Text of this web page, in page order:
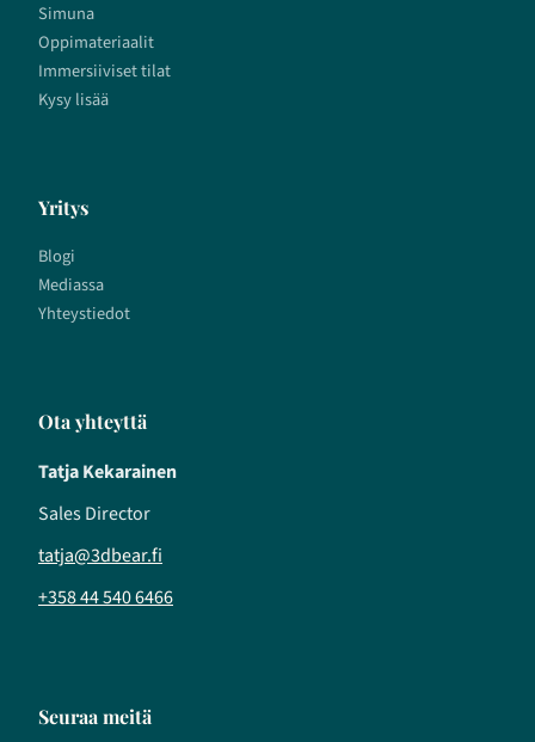
Simuna
Oppimateriaalit
Immersiiviset tilat
Kysy lisää
Yritys
Blogi
Mediassa
Yhteystiedot
Ota yhteyttä
Tatja Kekarainen
Sales Director
tatja@3dbear.fi
+358 44 540 6466
Seuraa meitä